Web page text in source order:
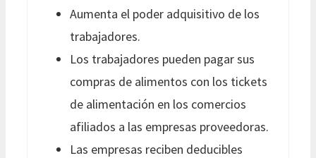
Aumenta el poder adquisitivo de los
trabajadores.
Los trabajadores pueden pagar sus
compras de alimentos con los tickets
de alimentación en los comercios
afiliados a las empresas proveedoras.
Las empresas reciben deducibles